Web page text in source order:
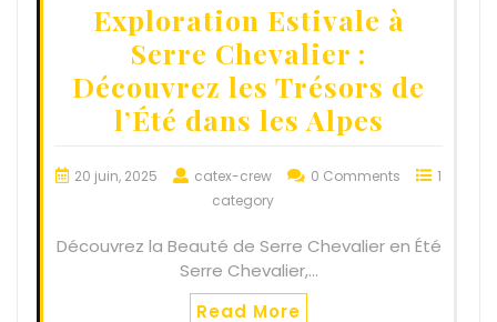
Exploration Estivale à
Serre Chevalier :
Découvrez les Trésors de
l’Été dans les Alpes
20 juin, 2025 catex-crew 0 Comments
1
category
Découvrez la Beauté de Serre Chevalier en Été
Serre Chevalier,…
Read More